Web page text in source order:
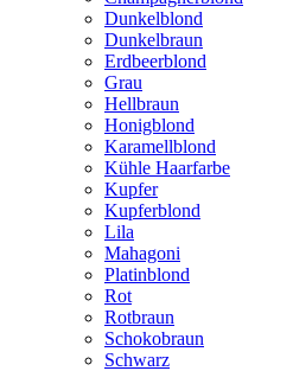
Dunkelblond
Dunkelbraun
Erdbeerblond
Grau
Hellbraun
Honigblond
Karamellblond
Kühle Haarfarbe
Kupfer
Kupferblond
Lila
Mahagoni
Platinblond
Rot
Rotbraun
Schokobraun
Schwarz